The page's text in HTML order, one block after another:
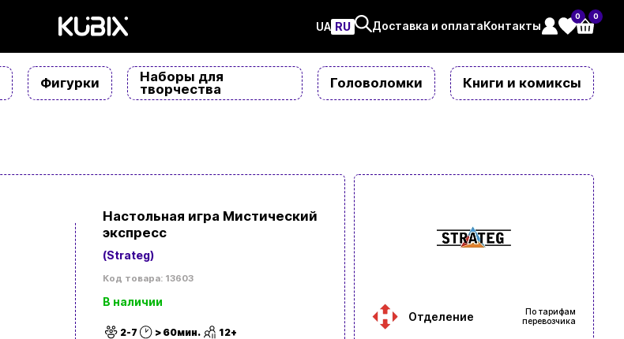
UAㅤ RU Доставка и оплатаКонтакты
0 0
Фигурки
Наборы для
творчества
Головоломки Книги и комиксы
Настольная игра Мистический
экспресс
(Strateg)
Код товара: 13603
В наличии
2-7 > 60мин. 12+
Отделение
По тарифам
перевозчика